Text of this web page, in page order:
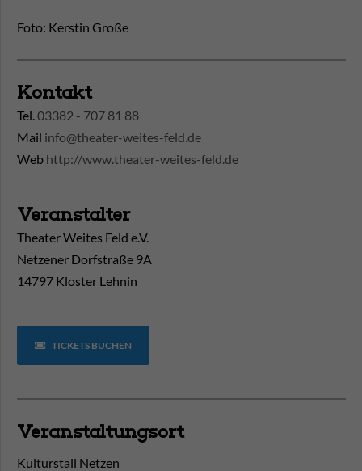
Foto: Kerstin Große
Kontakt
Tel.03382 - 707 81 88
Mail info@theater-weites-feld.de
Web http://www.theater-weites-feld.de
Veranstalter
Theater Weites Feld e.V.
Netzener Dorfstraße 9A
14797 Kloster Lehnin
TICKETS BUCHEN
Veranstaltungsort
Kulturstall Netzen